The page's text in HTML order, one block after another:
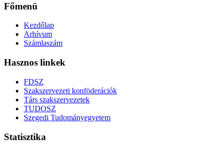
Főmenü
Kezdőlap
Arhívum
Számlaszám
Hasznos linkek
FDSZ
Szakszervezeti konföderációk
Társ szakszervezetek
TUDOSZ
Szegedi Tudományegyetem
Statisztika